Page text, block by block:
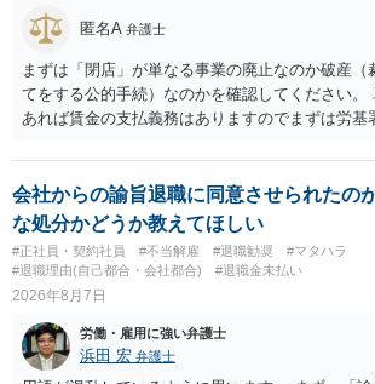
匿名A 弁護士
まずは「閉店」が単なる事業の廃止なのか破産（
てをする公的手続）なのかを確認してください。
あれば賃金の支払義務はありますのでまずは労基
しいかもしれませんが）賃金などの労働債権は他
支払われます。ただし支払までにかなり時間がか
に、「独立行政法人労働者健康安全機構 」という
の立替事業を行っています。詳しくは、同機構の
談コーナー＞ TEL 044-431-8663 相談時間：土日
7:00 に相談してみてください。同じように未払と
会社からの諭旨退職に同意させられたの
な処分かどうか教えてほしい
#正社員・契約社員 #不当解雇 #退職勧奨
#マタハラ
#退職理由(自己都合・会社都合)
#退職金未払い
2026年8月7日
労働・雇用に強い弁護士
浜田 宏 弁護士